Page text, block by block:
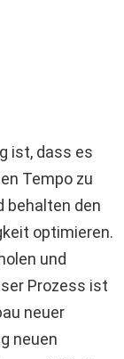
ist, dass es
Tempo zu
behalten den
optimieren.
und
Prozess ist
neuer
neuen